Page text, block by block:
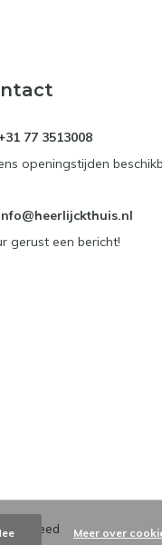
77 3513008
openingstijden
gerust een bericht!
RSS-feed Meer over